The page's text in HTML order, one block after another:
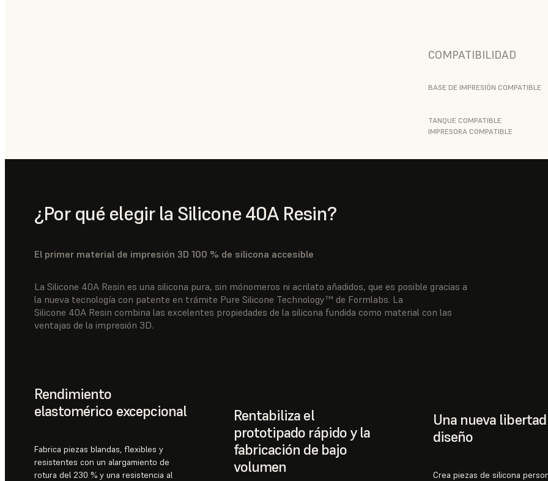
COMPATIBILIDAD
BASE DE IMPRESIÓN COMPATIBLE
TANQUE COMPATIBLE
IMPRESORA COMPATIBLE
¿Por qué elegir la Silicone 40A Resin?
El primer material de impresión 3D 100 % de silicona accesible
La Silicone 40A Resin es una silicona pura, sin mónomeros ni acrilato añadidos, que es posible gracias a
la nueva tecnología con patente en trámite Pure Silicone Technology™ de Formlabs. La
Silicone 40A Resin combina las excelentes propiedades de la silicona fundida como material con las
ventajas de la impresión 3D.
Rendimiento
elastomérico excepcional
Fabrica piezas blandas, flexibles y
resistentes con un alargamiento de
rotura del 230 % y una resistencia al
Rentabiliza el
prototipado rápido y la
fabricación de bajo
volumen
Una nueva
diseño
Crea piezas de silicona